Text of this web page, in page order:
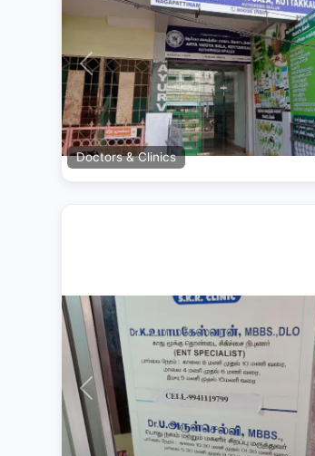
Doctors & Clinics
Previous
Previous